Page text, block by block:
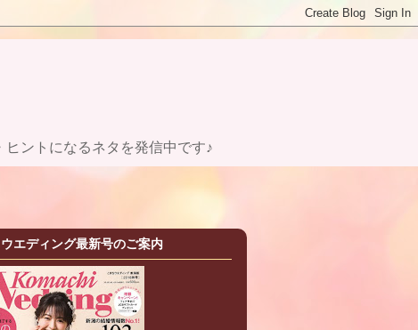
ントになるネタを発信中です♪
エディング最新号のご案内